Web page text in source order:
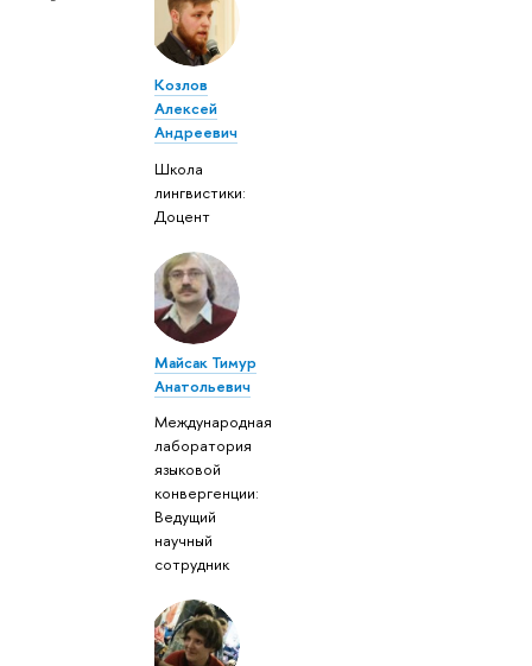
Козлов
Алексей
Андреевич
Школа
лингвистики:
Доцент
Майсак Тимур
Анатольевич
Международная
лаборатория
языковой
конвергенции:
Ведущий
научный
сотрудник